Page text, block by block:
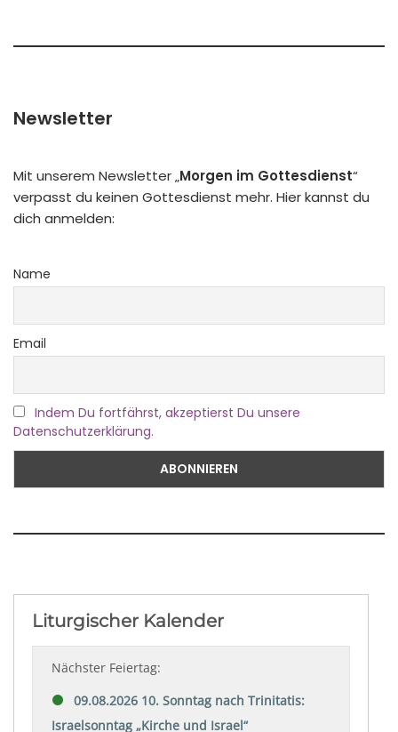
Newsletter
Mit unserem Newsletter „Morgen im Gottesdienst“
verpasst du keinen Gottesdienst mehr. Hier kannst du
dich anmelden:
Name
Email
Indem Du fortfährst, akzeptierst Du unsere
Datenschutzerklärung.